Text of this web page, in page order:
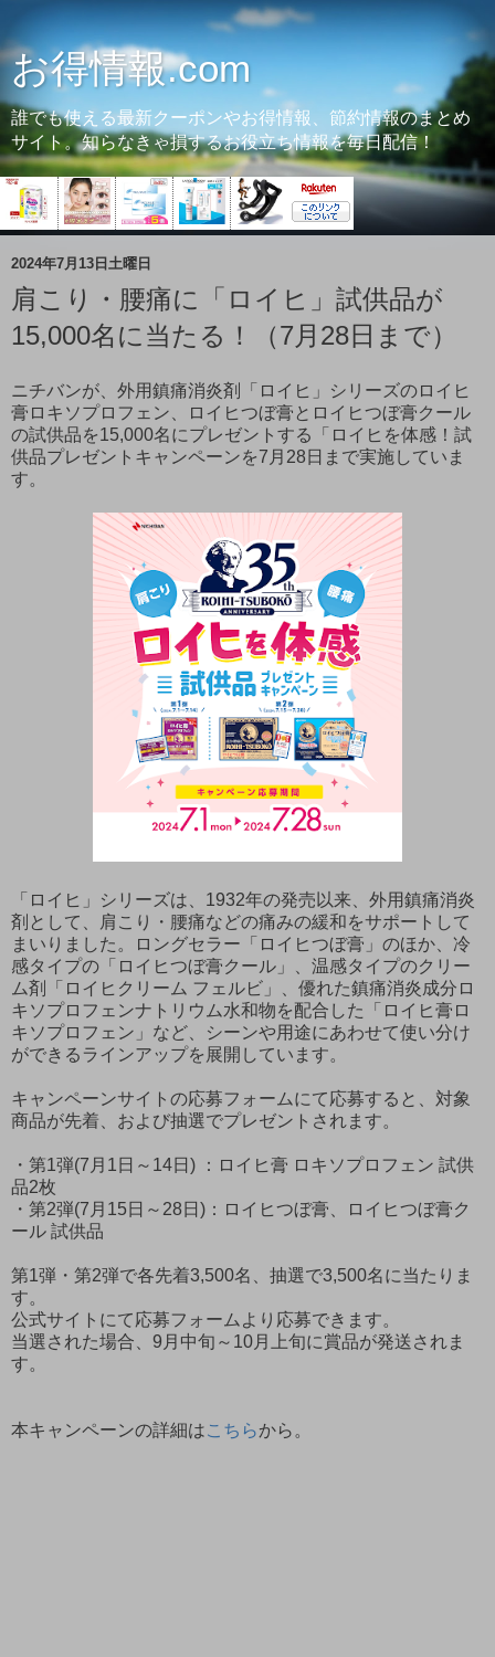
お得情報.com
誰でも使える最新クーポンやお得情報、節約情報のまとめ
サイト。知らなきゃ損するお役立ち情報を毎日配信！
2024年7月13日土曜日
肩こり・腰痛に「ロイヒ」試供品が
15,000名に当たる！（7月28日まで）
ニチバンが、外用鎮痛消炎剤「ロイヒ」シリーズのロイヒ
膏ロキソプロフェン、ロイヒつぼ膏とロイヒつぼ膏クール
の試供品を15,000名にプレゼントする「ロイヒを体感！試
供品プレゼントキャンペーンを7月28日まで実施していま
す。
「ロイヒ」シリーズは、1932年の発売以来、外用鎮痛消炎
剤として、肩こり・腰痛などの痛みの緩和をサポートして
まいりました。ロングセラー「ロイヒつぼ膏」のほか、冷
感タイプの「ロイヒつぼ膏クール」、温感タイプのクリー
ム剤「ロイヒクリーム フェルビ」、優れた鎮痛消炎成分ロ
キソプロフェンナトリウム水和物を配合した「ロイヒ膏ロ
キソプロフェン」など、シーンや用途にあわせて使い分け
ができるラインアップを展開しています。
キャンペーンサイトの応募フォームにて応募すると、対象
商品が先着、および抽選でプレゼントされます。
・第1弾(7月1日～14日) ：ロイヒ膏 ロキソプロフェン 試供
品2枚
・第2弾(7月15日～28日)：ロイヒつぼ膏、ロイヒつぼ膏ク
ール 試供品
第1弾・第2弾で各先着3,500名、抽選で3,500名に当たりま
す。
公式サイトにて応募フォームより応募できます。
当選された場合、9月中旬～10月上旬に賞品が発送されま
す。
本キャンペーンの詳細はこちらから。